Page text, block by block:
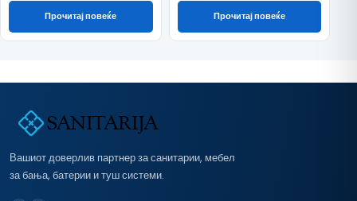
Прочитај повеќе Прочитај повеќе
Вашиот доверлив партнер за санитарии, мебел
за бања, батерии и туш системи.